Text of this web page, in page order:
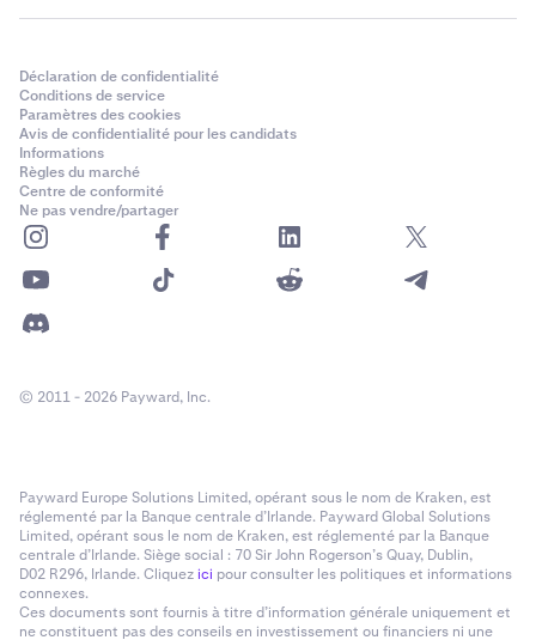
Déclaration de confidentialité
Conditions de service
Paramètres des cookies
Avis de confidentialité pour les candidats
Informations
Règles du marché
Centre de conformité
Ne pas vendre/partager
© 2011 - 2026 Payward, Inc.
Payward Europe Solutions Limited, opérant sous le nom de Kraken, est
réglementé par la Banque centrale d’Irlande. Payward Global Solutions
Limited, opérant sous le nom de Kraken, est réglementé par la Banque
centrale d’Irlande. Siège social : 70 Sir John Rogerson’s Quay, Dublin,
D02 R296, Irlande. Cliquezici pour consulter les politiques et informations
connexes.
Ces documents sont fournis à titre d’information générale uniquement et
ne constituent pas des conseils en investissement ou financiers ni une